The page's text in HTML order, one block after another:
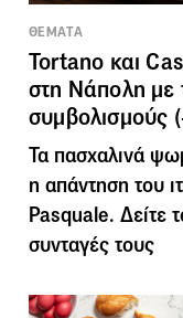
ΘΕΜΑΤΑ
Tortano και
στη Νάπολη με
συμβολισμούς
Τα πασχαλινά
η απάντηση του
Pasquale. Δείτε
συνταγές τους